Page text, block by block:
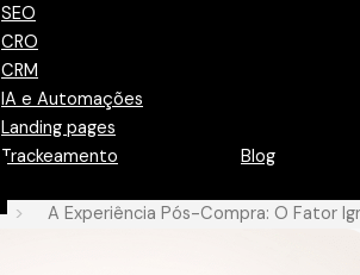
SEO
CRO
CRM
IA e Automações
Landing pages
Trackeamento
Blog
> A Experiência Pós-Compra: O Fator